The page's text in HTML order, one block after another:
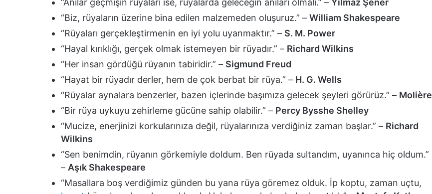
“Anılar geçmişin rüyaları ise, rüyalarda geleceğin anıları olmalı.” – Yılmaz Şener
“Biz, rüyaların üzerine bina edilen malzemeden oluşuruz.” – William Shakespeare
“Rüyaları gerçekleştirmenin en iyi yolu uyanmaktır.” – S. M. Power
“Hayal kırıklığı, gerçek olmak istemeyen bir rüyadır.” – Richard Wilkins
“Her insan gördüğü rüyanın tabiridir.” – Sigmund Freud
“Hayat bir rüyadır derler, hem de çok berbat bir rüya.” – H. G. Wells
“Rüyalar aynalara benzerler, bazen içlerinde başımıza gelecek şeyleri görürüz.” – Molière
“Bir rüya uykuyu zehirleme gücüne sahip olabilir.” – Percy Bysshe Shelley
“Mucize, enerjinizi korkularınıza değil, rüyalarınıza verdiğiniz zaman başlar.” – Richard
Wilkins
“Sen benimdin, rüyanın görkemiyle doldum. Ben rüyada sultandım, uyanınca hiç oldum.”
– Aşık Shakespeare
“Masallara boş verdiğimiz günden bu yana rüya göremez olduk. İp koptu, zaman uçtu,